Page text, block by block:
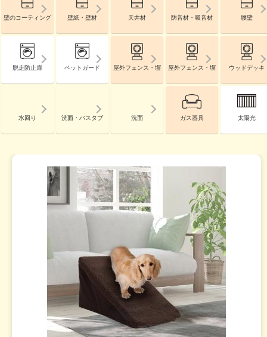
壁のコーティング 壁紙・壁材 天井材 防音材・吸音材 腰壁
脱走防止扉 ペットガード 屋外フェンス・塀 屋外フェンス・塀 ウッドデッキ
水回り 洗面・バスタブ 洗面 ガス器具 太陽光